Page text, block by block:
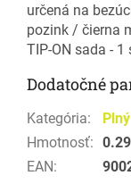
určená na
pozink / čierna
TIP-ON sada - 1
Dodatočné
Kategória:
Plný
Hmotnosť:
EAN: